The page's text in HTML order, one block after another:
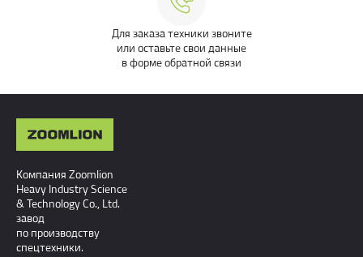
Для заказа техники звоните
или оставьте свои данные
в форме обратной связи
Компания Zoomlion
Heavy Industry Science
& Technology Co., Ltd.
завод
по производству
спецтехники.